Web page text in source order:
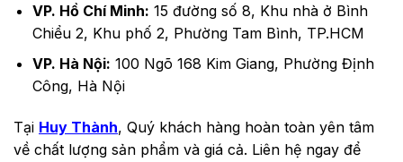
VP. Hồ Chí Minh: 15 đường số 8, Khu nhà ở Bình
Chiểu 2, Khu phố 2, Phường Tam Bình, TP.HCM
VP. Hà Nội: 100 Ngõ 168 Kim Giang, Phường Định
Công, Hà Nội
Tại Huy Thành, Quý khách hàng hoàn toàn yên tâm
về chất lượng sản phẩm và giá cả. Liên hệ ngay để